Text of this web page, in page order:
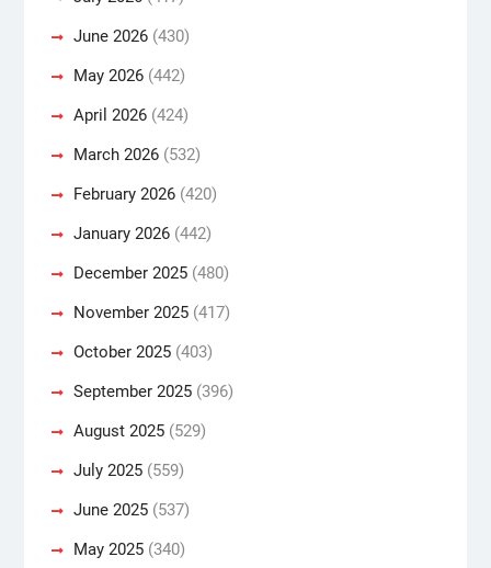
June 2026(430)
May 2026(442)
April 2026(424)
March 2026(532)
February 2026(420)
January 2026(442)
December 2025(480)
November 2025(417)
October 2025(403)
September 2025(396)
August 2025(529)
July 2025(559)
June 2025(537)
May 2025(340)